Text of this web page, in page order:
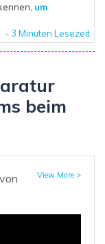
um
- 3 Minuten Lesezeit.
beim
View More >